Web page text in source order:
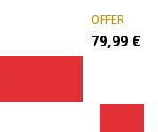
OFFER
79,99 €